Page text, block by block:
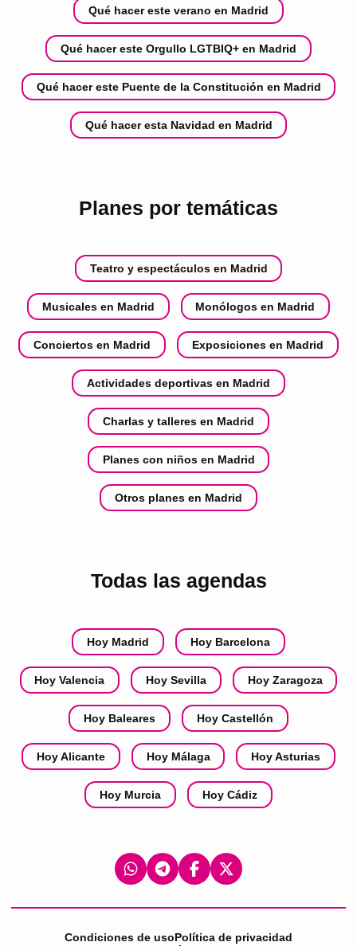
Qué hacer este verano en Madrid
Qué hacer este Orgullo LGTBIQ+ en Madrid
Qué hacer este Puente de la Constitución en Madrid
Qué hacer esta Navidad en Madrid
Planes por temáticas
Teatro y espectáculos en Madrid
Musicales en Madrid Monólogos en Madrid
Conciertos en Madrid Exposiciones en Madrid
Actividades deportivas en Madrid
Charlas y talleres en Madrid
Planes con niños en Madrid
Otros planes en Madrid
Todas las agendas
Hoy Madrid Hoy Barcelona
Hoy Valencia Hoy Sevilla Hoy Zaragoza
Hoy Baleares Hoy Castellón
Hoy Alicante Hoy Málaga Hoy Asturias
Hoy Murcia Hoy Cádiz
Condiciones de usoPolítica de privacidad